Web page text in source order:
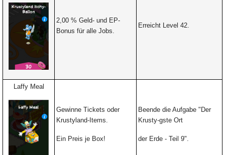
2,00 % Geld- und EP-
Bonus für alle Jobs.
Erreicht Level 42.
Laffy Meal
Gewinne Tickets oder
Krustyland-Items.
Ein Preis je Box!
Beende die Aufgabe "Der
Krusty-gste Ort
der Erde - Teil 9".